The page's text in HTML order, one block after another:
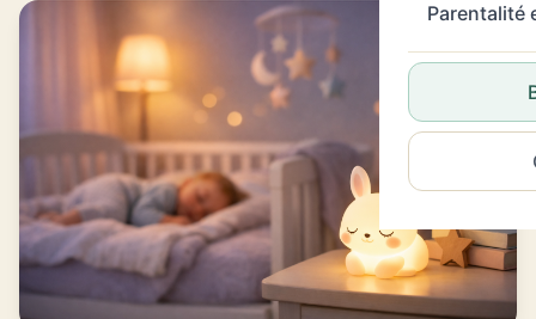
Parentalité